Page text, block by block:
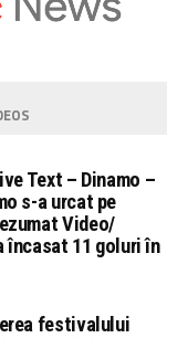
Text – Dinamo –
s-a urcat pe
Video/
încasat 11 goluri în
festivalului